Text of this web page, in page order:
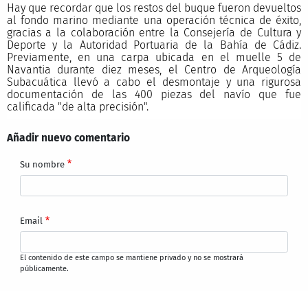
Hay que recordar que los restos del buque fueron devueltos
al fondo marino mediante una operación técnica de éxito,
gracias a la colaboración entre la Consejería de Cultura y
Deporte y la Autoridad Portuaria de la Bahía de Cádiz.
Previamente, en una carpa ubicada en el muelle 5 de
Navantia durante diez meses, el Centro de Arqueología
Subacuática llevó a cabo el desmontaje y una rigurosa
documentación de las 400 piezas del navío que fue
calificada "de alta precisión".
Añadir nuevo comentario
Su nombre
Email
El contenido de este campo se mantiene privado y no se mostrará
públicamente.